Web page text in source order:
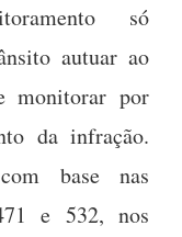
só
autuar ao
monitorar por
da infração.
base nas
e 532, nos